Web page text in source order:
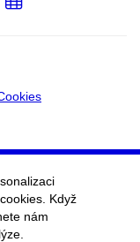
Když
nám